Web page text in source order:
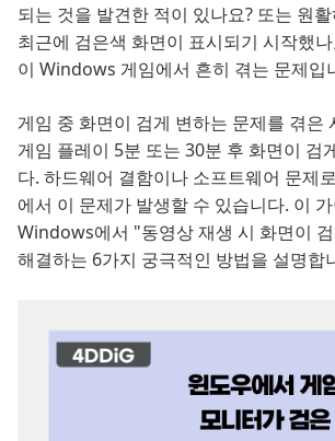
되는 것을 발견한 적이 있나요? 또는 원
최근에 검은색 화면이 표시되기 시작했
이 Windows 게임에서 흔히 겪는 문제입
게임 중 화면이 검게 변하는 문제를 겪은
게임 플레이 5분 또는 30분 후 화면이 검
다. 하드웨어 결함이나 소프트웨어 문제
에서 이 문제가 발생할 수 있습니다. 이
Windows에서 "동영상 재생 시 화면이
해결하는 6가지 궁극적인 방법을 설명합